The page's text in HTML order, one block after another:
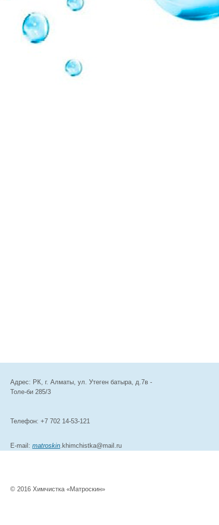
Адрес: РК, г. Алматы, ул. Утеген батыра, д.7в -
Толе-би 285/3
Телефон: +7 702 14-53-121
Е-mail: matroskin.khimchistka@mail.ru
© 2016 Химчистка «Матроскин»